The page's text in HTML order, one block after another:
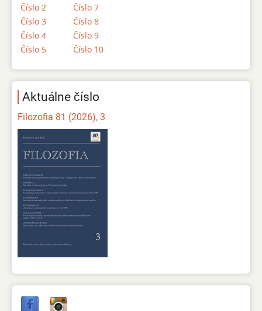
Číslo 2
Číslo 3
Číslo 4
Číslo 5
Číslo 7
Číslo 8
Číslo 9
Číslo 10
Aktuálne číslo
Filozofia 81 (2026), 3